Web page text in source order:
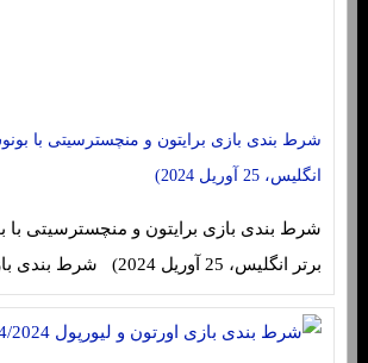
شرط بندی بازی برایتون و منچسترسیتی با
انگلیس، 25 آوریل 2024)
شرط بندی بازی برایتون و منچسترسیتی با
برتر انگلیس، 25 آوریل 2024) شرط بندی بازی برایتون…